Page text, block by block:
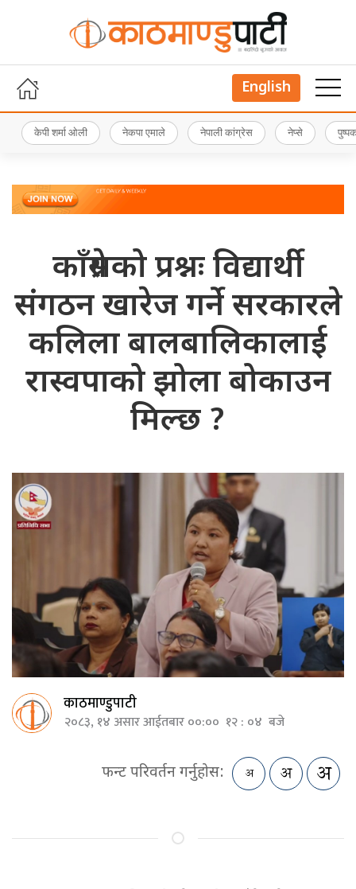
English
केपी शर्मा ओली नेकपा एमाले नेपाली कांग्रेस नेप्से
काँग्रेसको प्रश्नः विद्यार्थी
संगठन खारेज गर्ने सरकारले
कलिला बालबालिकालाई
रास्वपाको झोला बोकाउन
मिल्छ ?
काठमाण्डुपाटी
२०८३, १४ असार आईतबार ००:०० १२ : ०४ बजे
फन्ट परिवर्तन गर्नुहोस: